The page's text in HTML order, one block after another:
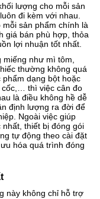
lượng cho mỗi sản
đi kèm với nhau.
sản phẩm chính là
giá bán phù hợp, thỏa
lợi nhuận tốt nhất.
như mì tôm,
thường không quá
phẩm dạng bột hoặc
cốc,… thì việc cân đo
là điều không hề dễ
định lượng ra đời để
Ngoài việc giúp
thiết bị đóng gói
tự động theo cài đặt
hóa quá trình đóng
này không chỉ hỗ trợ